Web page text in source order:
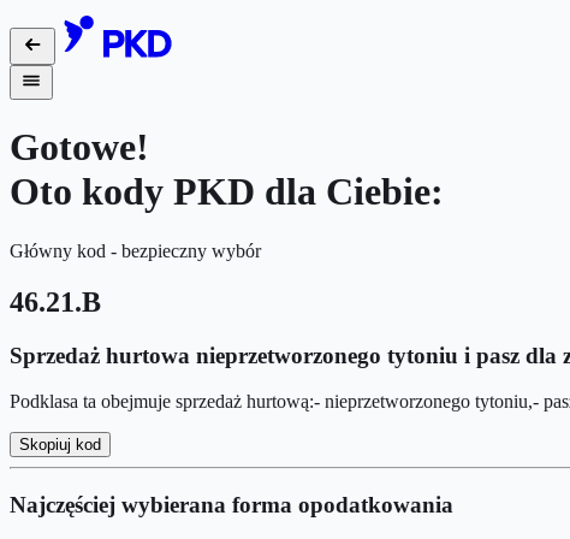
Gotowe!
Oto kody PKD dla Ciebie:
Główny kod - bezpieczny wybór
46.21.B
Sprzedaż hurtowa nieprzetworzonego tytoniu i pasz dla
Podklasa ta obejmuje sprzedaż hurtową:- nieprzetworzonego tytoniu,-
Skopiuj kod
Najczęściej wybierana forma opodatkowania